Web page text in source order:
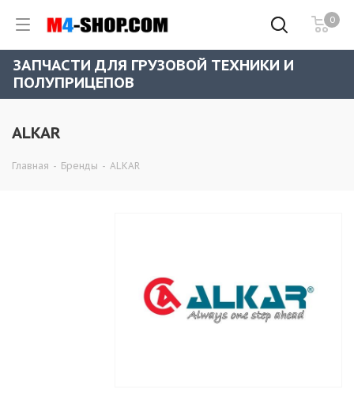
0
ЗАПЧАСТИ ДЛЯ ГРУЗОВОЙ ТЕХНИКИ И
ПОЛУПРИЦЕПОВ
ALKAR
Главная - Бренды - ALKAR